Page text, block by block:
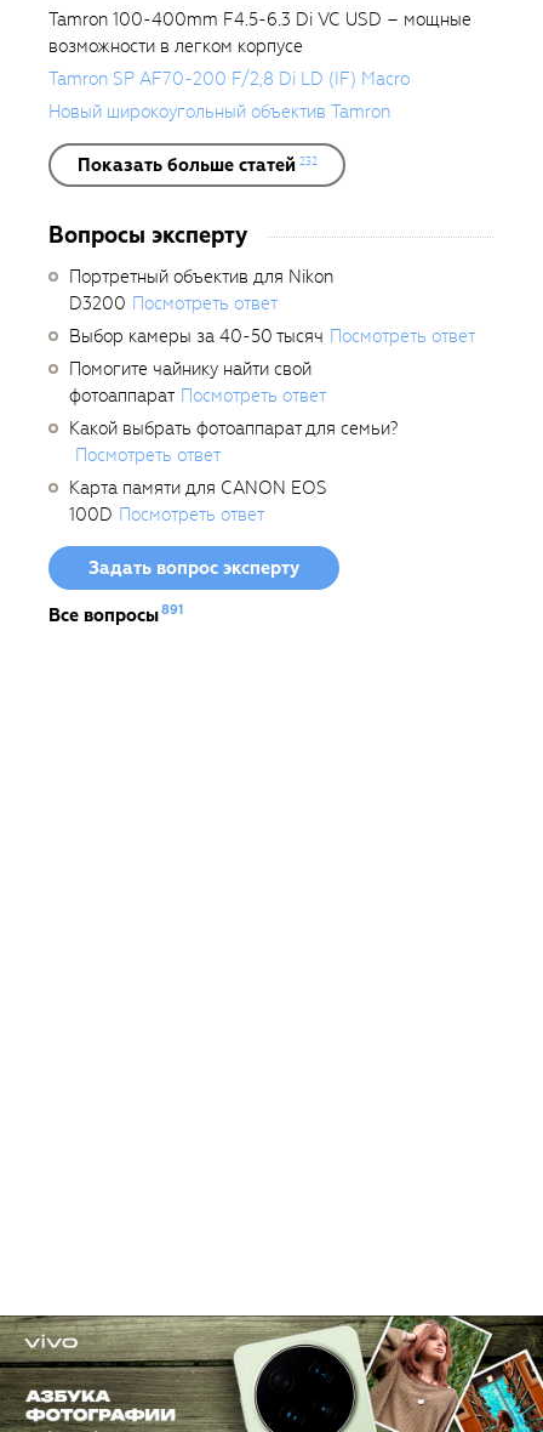
Tamron 100-400mm F4.5-6.3 Di VC USD – мощные
возможности в легком корпусе
Tamron SP AF70-200 F/2,8 Di LD (IF) Macro
Новый широкоугольный объектив Tamron
Показать больше статей 232
Вопросы эксперту
Портретный объектив для Nikon
D3200 Посмотреть ответ
Выбор камеры за 40-50 тысяч Посмотреть ответ
Помогите чайнику найти свой
фотоаппарат Посмотреть ответ
Какой выбрать фотоаппарат для семьи?
Посмотреть ответ
Карта памяти для CANON EOS
100D Посмотреть ответ
Задать вопрос эксперту
Все вопросы891